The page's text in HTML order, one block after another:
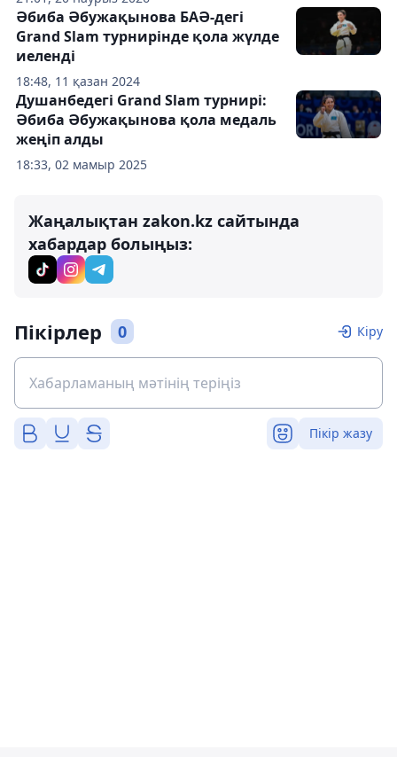
18:48, 11 қазан 2024
Әбиба Әбужақынова БАӘ-дегі
Grand Slam турнирінде қола жүлде
иеленді
18:33, 02 мамыр 2025
Душанбедегі Grand Slam турнирі:
Әбиба Әбужақынова қола медаль
жеңіп алды
Жаңалықтан zakon.kz сайтында
хабардар болыңыз:
Пікірлер 0 Кіру
Пікір жазу